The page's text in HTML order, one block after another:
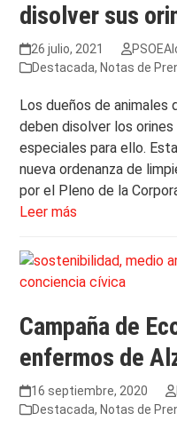
disolver sus
26 julio, 2021
Destacada, Notas de
Los dueños de
deben disolver los
especiales para ello.
nueva ordenanza de
por el Pleno de la
Leer más
Campaña de
enfermos de
16 septiembre, 2020
Destacada, Notas de